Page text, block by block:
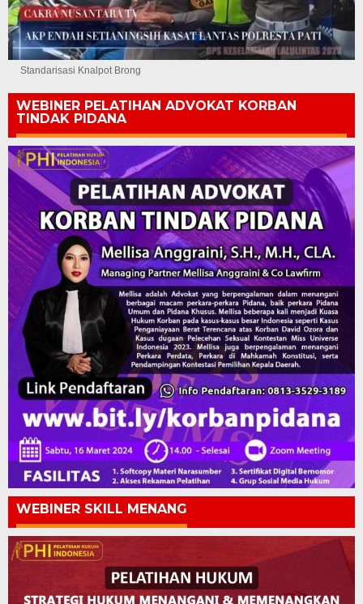
Standarisasi Knalpot Brong
WEBINER PELATIHAN ADVOKAT KORBAN
TINDAK PIDANA
WEBINER SKILL MENANG